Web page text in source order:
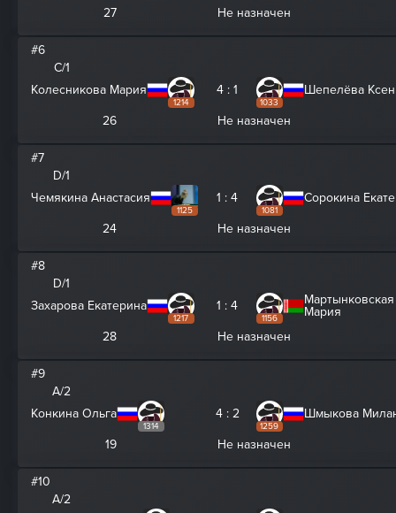
27 Не назначен
#6
C/1
Колесникова Мария
1214
4 : 1
1033
Шепелёва
26 Не назначен
#7
D/1
Чемякина Анастасия
1125
1 : 4
1081
Сорокина
24 Не назначен
#8
D/1
Захарова Екатерина
1217
1 : 4
1156
Мартынковская
Мария
28
Не назначен
#9
A/2
Конкина Ольга
1314
4 : 2
1259
Шмыкова
19 Не назначен
#10
A/2